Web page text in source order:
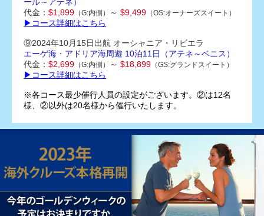
代金： $1,899 （G:内側） ～ $9,499 （OS:オーナーズスイート）
▶コース詳細はこちら
⑨2024年10月15日出航 オーシャニア・リビエラ
エーゲ海・アドリア海周遊 10泊11日（アテネ～ベニス）
代金： $2,699 （G:内側） ～ $18,899 （GS:グランドスイート）
▶コース詳細はこちら
※各コース最少催行人員の設定がございます。②は12名
様、②以外は20名様から催行いたします。